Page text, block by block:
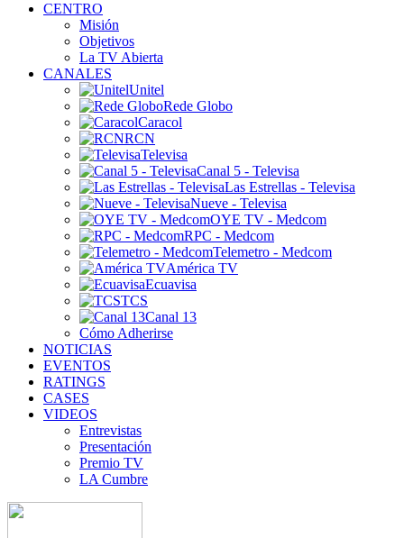
CENTRO
Misión
Objetivos
La TV Abierta
CANALES
Unitel
Rede Globo
Caracol
RCN
Televisa
Canal 5 - Televisa
Las Estrellas - Televisa
Nueve - Televisa
OYE TV - Medcom
RPC - Medcom
Telemetro - Medcom
América TV
Ecuavisa
TCS
Canal 13
Cómo Adherirse
NOTICIAS
EVENTOS
RATINGS
CASES
VIDEOS
Entrevistas
Presentación
Premio TV
LA Cumbre